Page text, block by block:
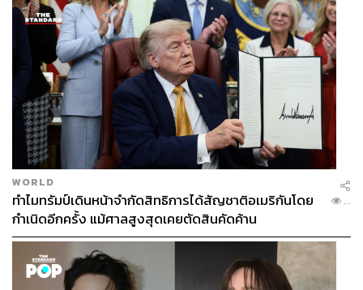
WORLD
ทำไมทรัมป์เดินหน้าจำกัดสิทธิการได้สัญชาติอเมริกันโดย
กำเนิดอีกครั้ง แม้ศาลสูงสุดเคยตัดสินคัดค้าน
...